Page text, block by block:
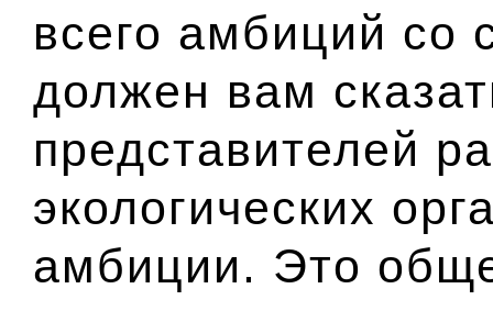
всего амбиций со
должен вам
представителей
экологических
амбиции. Это